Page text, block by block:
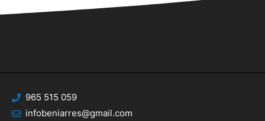
965 515 059
infobeniarres@gmail.com